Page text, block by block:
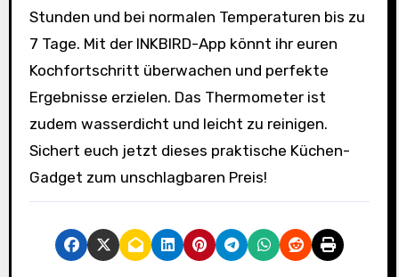
Stunden und bei normalen Temperaturen bis zu
7 Tage. Mit der INKBIRD-App könnt ihr euren
Kochfortschritt überwachen und perfekte
Ergebnisse erzielen. Das Thermometer ist
zudem wasserdicht und leicht zu reinigen.
Sichert euch jetzt dieses praktische Küchen-
Gadget zum unschlagbaren Preis!